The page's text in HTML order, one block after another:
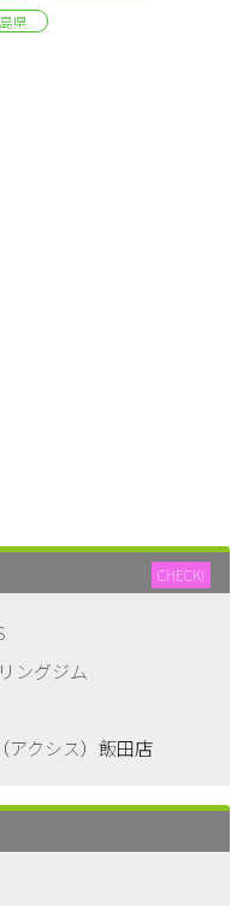
県
CHECK!
ングジム
アクシス）飯田店